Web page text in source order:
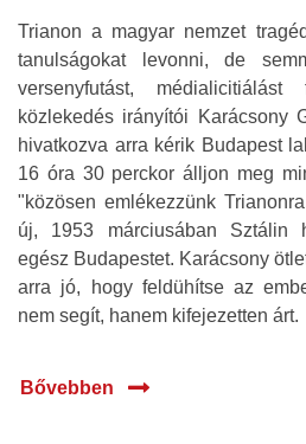
Trianon a magyar nemzet
tanulságokat levonni, de
versenyfutást,
közlekedés irányítói Karácsony
hivatkozva arra kérik Budapest
16 óra 30 perckor álljon meg
"közösen emlékezzünk
új, 1953 márciusában Sztálin
egész Budapestet. Karácsony
arra jó, hogy feldühítse az
nem segít, hanem kifejezetten árt.
Bővebben